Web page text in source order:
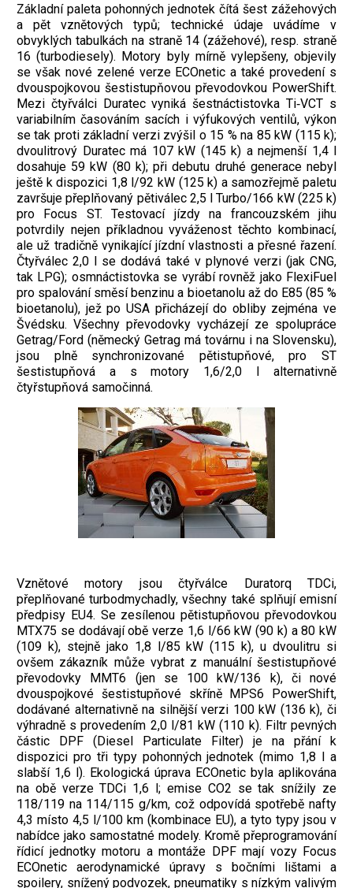
Základní paleta pohonných jednotek čítá šest zážehových
a pět vznětových typů; technické údaje uvádíme v
obvyklých tabulkách na straně 14 (zážehové), resp. straně
16 (turbodiesely). Motory byly mírně vylepšeny, objevily
se však nové zelené verze ECOnetic a také provedení s
dvouspojkovou šestistupňovou převodovkou PowerShift.
Mezi čtyřválci Duratec vyniká šestnáctistovka Ti‑VCT s
variabilním časováním sacích i výfukových ventilů, výkon
se tak proti základní verzi zvýšil o 15 % na 85 kW (115 k);
dvoulitrový Duratec má 107 kW (145 k) a nejmenší 1,4 l
dosahuje 59 kW (80 k); při debutu druhé generace nebyl
ještě k dispozici 1,8 l/92 kW (125 k) a samozřejmě paletu
završuje přeplňovaný pětiválec 2,5 l Turbo/166 kW (225 k)
pro Focus ST. Testovací jízdy na francouzském jihu
potvrdily nejen příkladnou vyváženost těchto kombinací,
ale už tradičně vynikající jízdní vlastnosti a přesné řazení.
Čtyřválec 2,0 l se dodává také v plynové verzi (jak CNG,
tak LPG); osmnáctistovka se vyrábí rovněž jako FlexiFuel
pro spalování směsí benzinu a bioetanolu až do E85 (85 %
bioetanolu), jež po USA přicházejí do obliby zejména ve
Švédsku. Všechny převodovky vycházejí ze spolupráce
Getrag/Ford (německý Getrag má továrnu i na Slovensku),
jsou plně synchronizované pětistupňové, pro ST
šestistupňová a s motory 1,6/2,0 l alternativně
čtyřstupňová samočinná.
Vznětové motory jsou čtyřválce Duratorq TDCi,
přeplňované turbodmychadly, všechny také splňují emisní
předpisy EU4. Se zesílenou pětistupňovou převodovkou
MTX75 se dodávají obě verze 1,6 l/66 kW (90 k) a 80 kW
(109 k), stejně jako 1,8 l/85 kW (115 k), u dvoulitru si
ovšem zákazník může vybrat z manuální šestistupňové
převodovky MMT6 (jen se 100 kW/136 k), či nové
dvouspojkové šestistupňové skříně MPS6 PowerShift,
dodávané alternativně na silnější verzi 100 kW (136 k), či
výhradně s provedením 2,0 l/81 kW (110 k). Filtr pevných
částic DPF (Diesel Particulate Filter) je na přání k
dispozici pro tři typy pohonných jednotek (mimo 1,8 l a
slabší 1,6 l). Ekologická úprava ECOnetic byla aplikována
na obě verze TDCi 1,6 l; emise CO2 se tak snížily ze
118/119 na 114/115 g/km, což odpovídá spotřebě nafty
4,3 místo 4,5 l/100 km (kombinace EU), a tyto typy jsou v
nabídce jako samostatné modely. Kromě přeprogramování
řídicí jednotky motoru a montáže DPF mají vozy Focus
ECOnetic aerodynamické úpravy s bočními lištami a
spoilery, snížený podvozek, pneumatiky s nízkým valivým